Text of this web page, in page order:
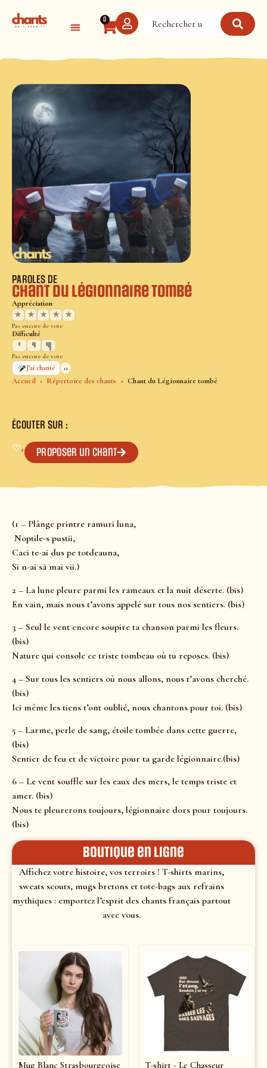
0
Accueil Répertoire des chants Chant du Légionnaire tombé
PAROLES DE
Chant du Légionnaire tombé
Appréciation
★
★ ★ ★ ★
Pas encore de vote
Difficulté
Pas encore de vote
J’ai chanté
0
ÉCOUTER SUR :
♡+ Proposer un chant
(1 – Plânge printre ramuri luna,
Noptile-s pustii,
Caci te-ai dus pe totdeauna,
Si n-ai sã mai vii.)
2 – La lune pleure parmi les rameaux et la nuit déserte. (bis)
En vain, mais nous t’avons appelé sur tous nos sentiers. (bis)
3 – Seul le vent encore soupire ta chanson parmi les fleurs.
(bis)
Nature qui console ce triste tombeau où tu reposes. (bis)
4 – Sur tous les sentiers où nous allons, nous t’avons cherché.
(bis)
Ici même les tiens t’ont oublié, nous chantons pour toi. (bis)
5 – Larme, perle de sang, étoile tombée dans cette guerre,
(bis)
Sentier de feu et de victoire pour ta garde légionnaire.(bis)
6 – Le vent souffle sur les eaux des mers, le temps triste et
amer. (bis)
Nous te pleurerons toujours, légionnaire dors pour toujours.
(bis)
Boutique en ligne
Affichez votre histoire, vos terroirs ! T-shirts marins,
sweats scouts, mugs bretons et tote-bags aux refrains
mythiques : emportez l’esprit des chants français partout
avec vous.
Mug Blanc Strasbourgeoise
T-shirt - Le Chasseur